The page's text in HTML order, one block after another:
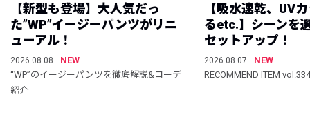
【新型も登場】大人気だっ
た”WP”イージーパンツがリニ
ューアル！
2026.08.08
NEW
“WP”のイージーパンツを徹底解説&コーデ
紹介
【吸水速乾、UV
るetc.】シーンを
セットアップ！
2026.08.07
NEW
RECOMMEND ITEM vol.334